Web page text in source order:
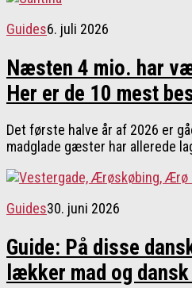
Guides6. juli 2026
Næsten 4 mio. har
Her er de 10 mest
Det første halve år af 2026 er
madglade gæster har allerede
Guides30. juni 2026
Guide: På disse
lækker mad og